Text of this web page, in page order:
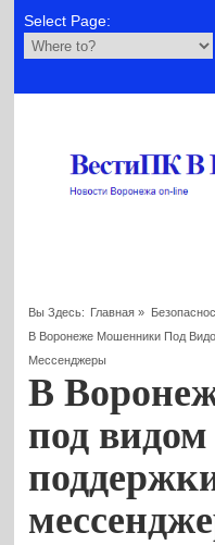
Select Page:
Вы Здесь: Главная »
В Воронеже Мошенники Под
Мессенджеры
В
под